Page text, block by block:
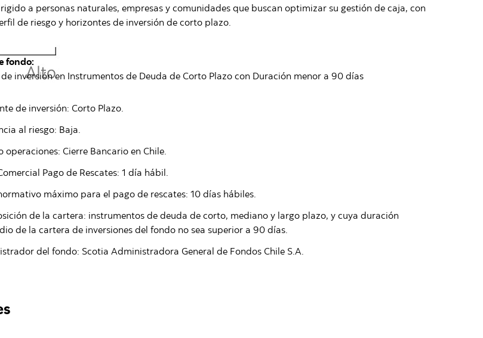
a personas naturales, empresas y comunidades que buscan optimizar su gestión de caja, con
de riesgo y horizontes de inversión de corto plazo.
fondo:
de inversión en Instrumentos de Deuda de Corto Plazo con Duración menor a 90 días
de inversión: Corto Plazo.
al riesgo: Baja.
operaciones: Cierre Bancario en Chile.
Pago de Rescates: 1 día hábil.
máximo para el pago de rescates: 10 días hábiles.
de la cartera: instrumentos de deuda de corto, mediano y largo plazo, y cuya duración
de la cartera de inversiones del fondo no sea superior a 90 días.
del fondo: Scotia Administradora General de Fondos Chile S.A.